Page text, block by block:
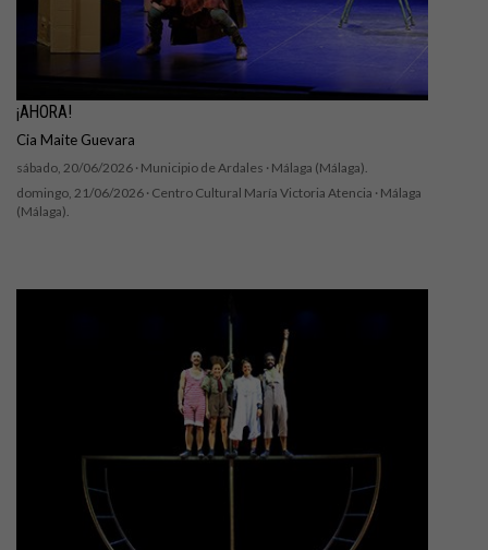
¡AHORA!
Cia Maite Guevara
sábado, 20/06/2026 · Municipio de Ardales · Málaga (Málaga).
domingo, 21/06/2026 · Centro Cultural María Victoria Atencia · Málaga
(Málaga).